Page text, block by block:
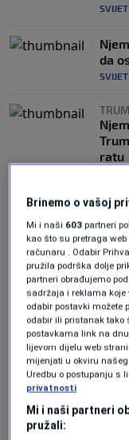
SVIJET
da
SVIJET
ratu
I
Brinemo o vašoj
Mi i naši 603 partneri
kao što su pretraga
računaru . Odabir
pružila podrška dolje
partneri obrađujemo
sadržaja i reklama koje
odabir postavki možete
odabir ili pristanak tako
postavkama link na
lijevom dijelu web
mijenjati u okviru našeg
Uredbu o postupanju s
privatnosti
Mi i naši partneri
pružali: